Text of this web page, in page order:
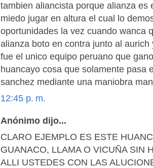
tambien aliancista porque alianza es
miedo jugar en altura el cual lo
oportunidades la vez cuando wanca
alianza boto en contra junto al
fue el unico equipo peruano que
huancayo cosa que solamente pasa
sanchez mediante una maniobra
12:45 p. m.
Anónimo dijo...
CLARO EJEMPLO ES ESTE
GUANACO, LLAMA O VICUÑA SIN
ALLI USTEDES CON LAS